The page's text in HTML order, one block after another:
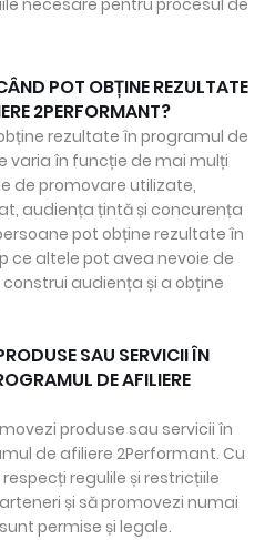
necesare pentru procesul de
POT OBȚINE REZULTATE
2PERFORMANT?
rezultate în programul de
varia în funcție de mai mulți
de promovare utilizate,
audiența țintă și concurența
pot obține rezultate în
ce altele pot avea nevoie de
audiența și a obține
SAU SERVICII ÎN
DE AFILIERE
produse sau servicii în
de afiliere 2Performant. Cu
regulile și restricțiile
și să promovezi numai
permise și legale.